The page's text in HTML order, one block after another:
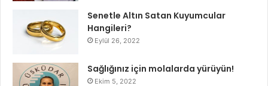
Senetle Altın Satan Kuyumcular
Hangileri?
Eylül 26, 2022
Sağlığınız için molalarda yürüyün!
Ekim 5, 2022